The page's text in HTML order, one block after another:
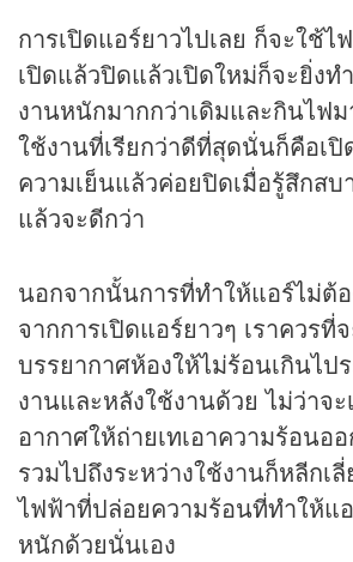
การเปิดแอร์ยาวไปเลย ก็จะใช้
เปิดแล้วปิดแล้วเปิดใหม่ก็จะยิ่งท
งานหนักมากกว่าเดิมและกินไฟ
ใช้งานที่เรียกว่าดีที่สุดนั่นก็คือเปิ
ความเย็นแล้วค่อยปิดเมื่อรู้สึกสบ
แล้วจะดีกว่า
นอกจากนั้นการที่ทำให้แอร์ไม่ต้
จากการเปิดแอร์ยาวๆ เราควรที่
บรรยากาศห้องให้ไม่ร้อนเกินไป
งานและหลังใช้งานด้วย ไม่ว่าจะ
อากาศให้ถ่ายเทเอาความร้อนอ
รวมไปถึงระหว่างใช้งานก็หลีกเลี่
ไฟฟ้าที่ปล่อยความร้อนที่ทำให้แ
หนักด้วยนั่นเอง